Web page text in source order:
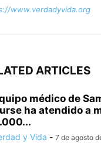
www.verdadyvida.org
ARTICLES
médico de
ha atendido a
y Vida - 7 de agosto